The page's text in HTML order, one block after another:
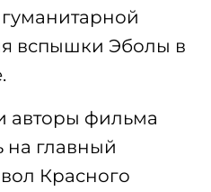
вспышки Эболы в
авторы фильма
на главный
Красного